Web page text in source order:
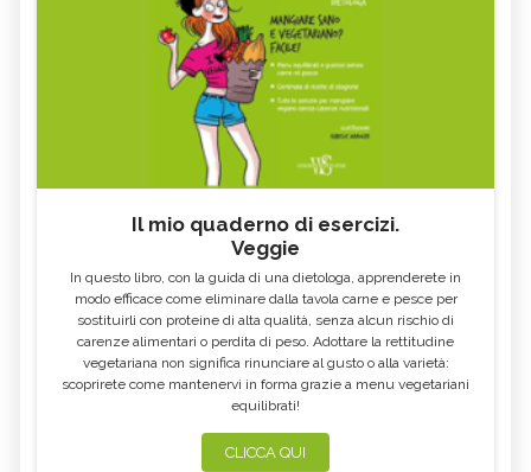
Il mio quaderno di esercizi.
Veggie
In questo libro, con la guida di una dietologa, apprenderete in
modo efficace come eliminare dalla tavola carne e pesce per
sostituirli con proteine di alta qualità, senza alcun rischio di
carenze alimentari o perdita di peso. Adottare la rettitudine
vegetariana non significa rinunciare al gusto o alla varietà:
scoprirete come mantenervi in forma grazie a menu vegetariani
equilibrati!
CLICCA QUI